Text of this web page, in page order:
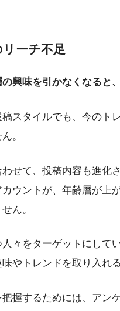
ーチ不足
興味を引かなくなると
スタイルでも、今のト
。
せて、投稿内容も進化
ウントが、年齢層が上
ん。
々をターゲットにして
やトレンドを取り入れ
握するためには、アン